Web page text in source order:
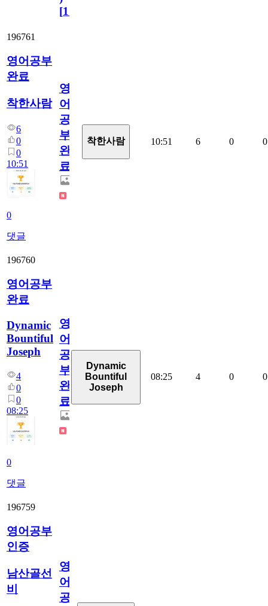
[110
196761
영어공부
완료
착한사람
6
0
0
10:51
0
댓글
영
어
공
부
완
료
착한사람 10:51 6 0 0
196760
영어공부
완료
Dynamic
Bountiful
Joseph
4
0
0
08:25
0
댓글
영
어
공
부
완
료
Dynamic
Bountiful
Joseph
08:25 4 0 0
196759
영어공부
인증
남산골선
비
영
어
공